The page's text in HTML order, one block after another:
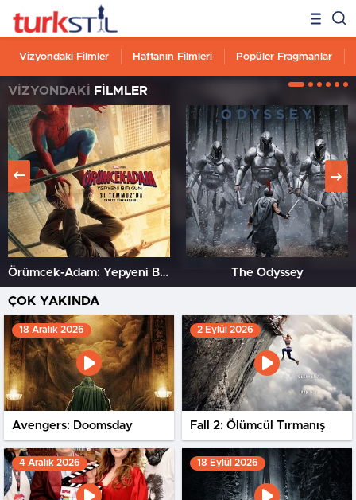
Vizyondaki Filmler Haftanın Filmleri Popüler Fragmanlar
VİZYONDAKİ FİLMLER
Örümcek-Adam: Yepyeni Bir Gün The Odyssey
ÇOK YAKINDA
18 Aralık 2026
Avengers: Doomsday
2 Eylül 2026
Fall 2: Ölümcül Tırmanış
4 Aralık 2026 18 Eylül 2026